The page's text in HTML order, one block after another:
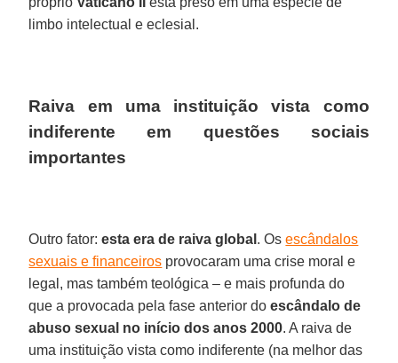
limbo intelectual e eclesial.
Raiva em uma instituição vista como
indiferente em questões sociais
importantes
Outro fator:esta era de raiva global . Osescândalos
sexuais e financeiros provocaram uma crise moral e
legal, mas também teológica – e mais profunda do
que a provocada pela fase anterior doescândalo de
abuso sexual no início dos anos 2000. A raiva de
uma instituição vista como indiferente (na melhor das